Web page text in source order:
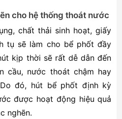
cho hệ thống thoát nước
chất thải sinh hoạt, giấy
tụ sẽ làm cho bể phốt đầy
kịp thời sẽ rất dễ dẫn đến
cầu, nước thoát chậm hay
đó, hút bể phốt định kỳ
được hoạt động hiệu quả
nghẽn.